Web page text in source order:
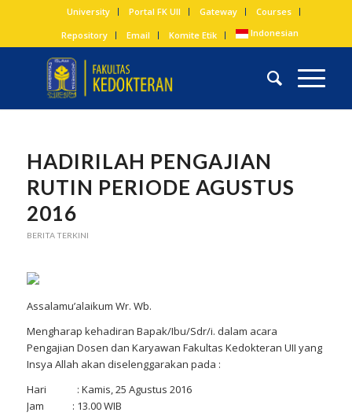
University Portal FK UII Gateway
Courses
Repository
Email Komite Etik Indonesian
HADIRILAH PENGAJIAN
RUTIN PERIODE AGUSTUS
2016
BERITA TERKINI
Assalamu’alaikum Wr. Wb.
Mengharap kehadiran Bapak/Ibu/Sdr/i. dalam acara
Pengajian Dosen dan Karyawan Fakultas Kedokteran UII yang
Insya Allah akan diselenggarakan pada :
Hari : Kamis, 25 Agustus 2016
Jam : 13.00 WIB